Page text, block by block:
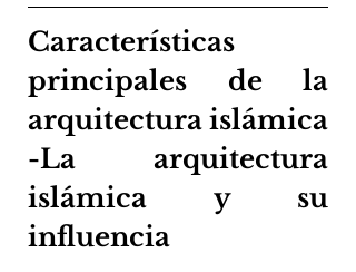
Características
principales de la
arquitectura islámica
-La arquitectura
islámica y su
influencia